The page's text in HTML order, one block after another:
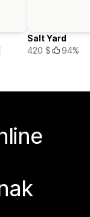
Salt Yard
420 $
94%